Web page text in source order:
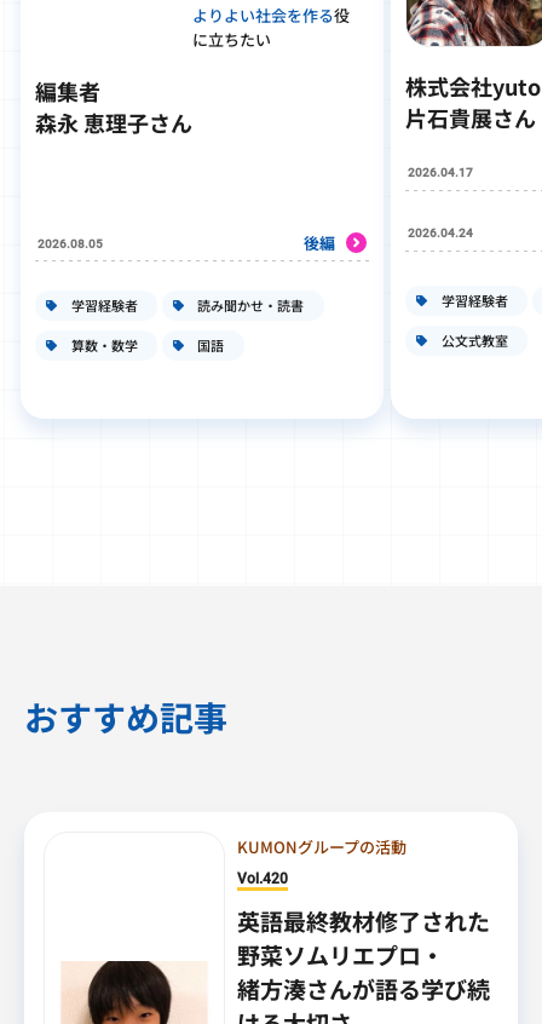
よりよい社会を作る役
に立ちたい
編集者
森永 恵理子さん
2026.08.05 後編
学習経験者 読み聞かせ・読書
算数・数学 国語
株式会社
片石貴展さん
2026.04.17
2026.04.24
学習経験者
公文式教室
おすすめ記事
KUMONグループの活動
Vol.420
英語最終教材修了された
野菜ソムリエプロ・
緒方湊さんが語る学び続